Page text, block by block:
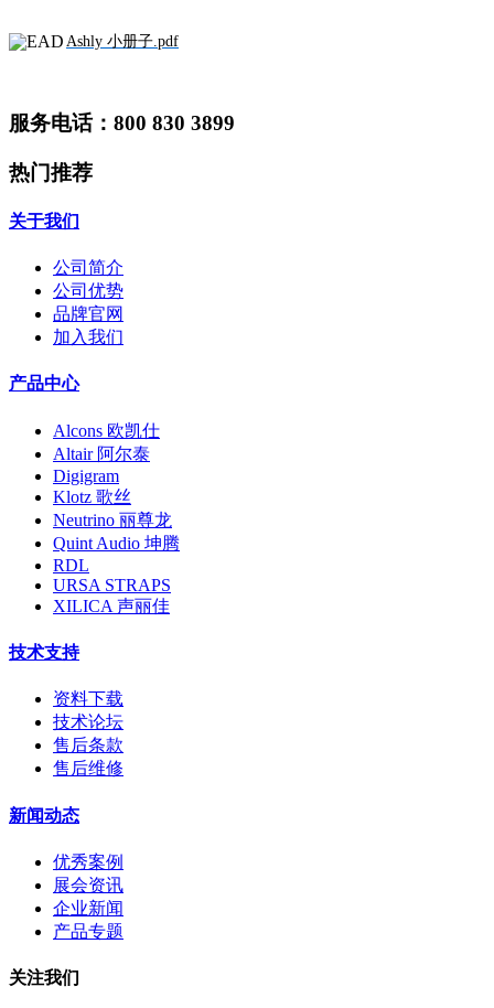
Ashly 小册子.pdf
服务电话：800 830 3899
热门推荐
关于我们
公司简介
公司优势
品牌官网
加入我们
产品中心
Alcons 欧凯仕
Altair 阿尔泰
Digigram
Klotz 歌丝
Neutrino 丽尊龙
Quint Audio 坤腾
RDL
URSA STRAPS
XILICA 声丽佳
技术支持
资料下载
技术论坛
售后条款
售后维修
新闻动态
优秀案例
展会资讯
企业新闻
产品专题
关注我们